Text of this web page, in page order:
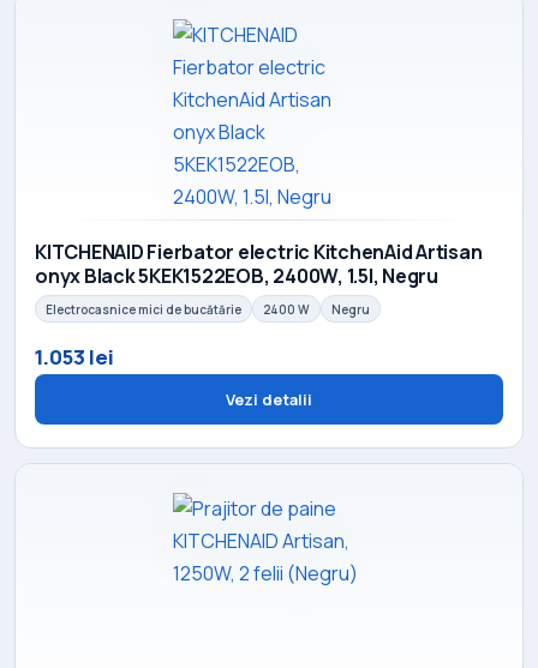
KITCHENAID Fierbator electric KitchenAid Artisan
onyx Black 5KEK1522EOB, 2400W, 1.5l, Negru
Electrocasnice mici de bucătărie 2400 W Negru
1.053 lei
Vezi detalii